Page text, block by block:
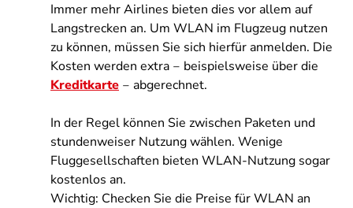
Immer mehr Airlines bieten dies vor allem auf
Langstrecken an. Um WLAN im Flugzeug nutzen
zu können, müssen Sie sich hierfür anmelden. Die
Kosten werden extra ‒ beispielsweise über die
Kreditkarte ‒ abgerechnet.
In der Regel können Sie zwischen Paketen und
stundenweiser Nutzung wählen. Wenige
Fluggesellschaften bieten WLAN-Nutzung sogar
kostenlos an.
Wichtig: Checken Sie die Preise für WLAN an